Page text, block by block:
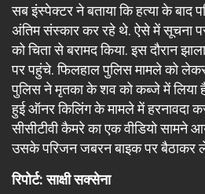
सब इंस्पेक्टर ने बताया कि हत्या के बाद
अंतिम संस्कार कर रहे थे. ऐसे में सूचना
को चिता से बरामद किया. इस दौरान
पर पहुंचे. फिलहाल पुलिस मामले को
पुलिस ने मृतका के शव को कब्जे में लिया है.
हुई ऑनर किलिंग के मामले में हरनावदा
सीसीटीवी कैमरे का एक वीडियो सामने
उसके परिजन जबरन बाइक पर बैठाकर
रिपोर्ट: साक्षी सक्सेना